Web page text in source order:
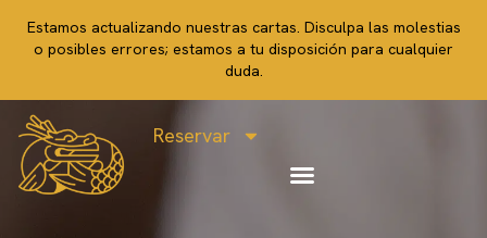
Estamos actualizando nuestras cartas. Disculpa las molestias
o posibles errores; estamos a tu disposición para cualquier
duda.
Reservar